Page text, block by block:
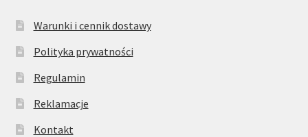
Warunki i cennik dostawy
Polityka prywatności
Regulamin
Reklamacje
Kontakt